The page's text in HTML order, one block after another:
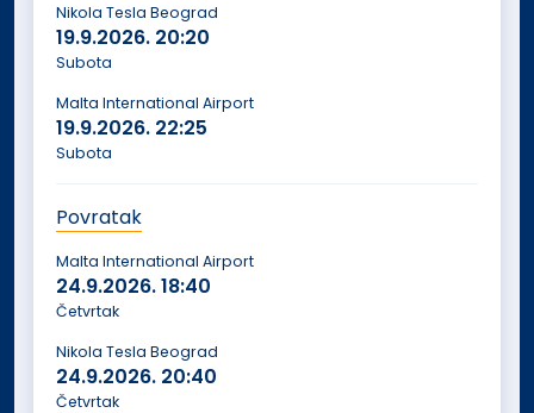
Nikola Tesla Beograd
19.9.2026. 20:20
Subota
Malta International Airport
19.9.2026. 22:25
Subota
Malta International Airport
24.9.2026.18:40
Četvrtak
Povratak
Nikola Tesla Beograd
24.9.2026. 20:40
Četvrtak